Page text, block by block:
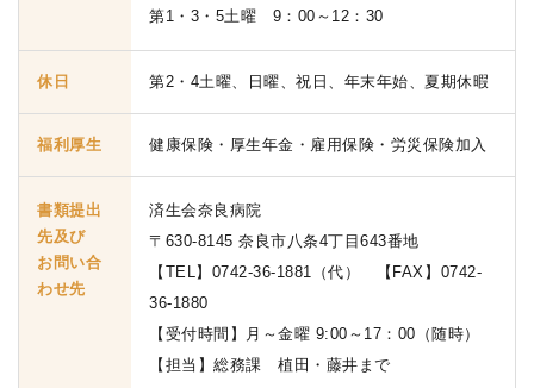
第1・3・5土曜 9：00～12：30
休日 第2・4土曜、日曜、祝日、年末年始、夏期休暇
福利厚生 健康保険・厚生年金・雇用保険・労災保険加入
書類提出
先及び
お問い合
わせ先
済生会奈良病院
〒630-8145 奈良市八条4丁目643番地
【TEL】0742-36-1881（代） 【FAX】0742-
36-1880
【受付時間】月～金曜 9:00～17：00（随時）
【担当】総務課 植田・藤井まで